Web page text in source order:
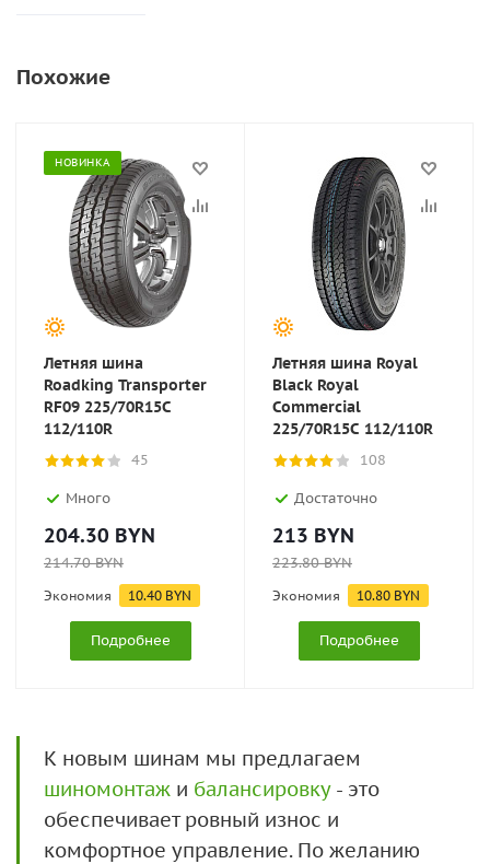
Похожие
НОВИНКА
Летняя шина
Roadking Transporter
RF09 225/70R15C
112/110R
45
Много
204.30 BYN
214.70BYN
Экономия 10.40 BYN
Подробнее
Летняя шина Royal
Black Royal
Commercial
225/70R15C 112/110R
108
Достаточно
213 BYN
223.80BYN
Экономия 10.80 BYN
Подробнее
К новым шинам мы предлагаем
шиномонтаж и балансировку- это
обеспечивает ровный износ и
комфортное управление. По желанию